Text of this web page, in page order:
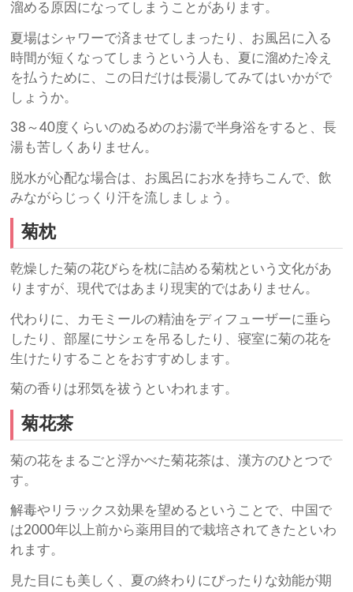
溜める原因になってしまうことがあります。
夏場はシャワーで済ませてしまったり、お風呂に入る
時間が短くなってしまうという人も、夏に溜めた冷え
を払うために、この日だけは長湯してみてはいかがで
しょうか。
38～40度くらいのぬるめのお湯で半身浴をすると、長
湯も苦しくありません。
脱水が心配な場合は、お風呂にお水を持ちこんで、飲
みながらじっくり汗を流しましょう。
菊枕
乾燥した菊の花びらを枕に詰める菊枕という文化があ
りますが、現代ではあまり現実的ではありません。
代わりに、カモミールの精油をディフューザーに垂ら
したり、部屋にサシェを吊るしたり、寝室に菊の花を
生けたりすることをおすすめします。
菊の香りは邪気を祓うといわれます。
菊花茶
菊の花をまるごと浮かべた菊花茶は、漢方のひとつで
す。
解毒やリラックス効果を望めるということで、中国で
は2000年以上前から薬用目的で栽培されてきたといわ
れます。
見た目にも美しく、夏の終わりにぴったりな効能が期